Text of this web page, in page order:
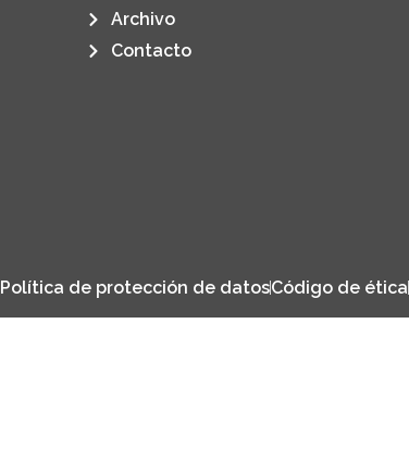
Archivo
Contacto
Política de protección de datosCódigo de ética